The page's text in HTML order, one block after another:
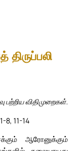
பற்றிய விதிமுறைகள்.
8, 11-14
ஆரோனுக்கும்